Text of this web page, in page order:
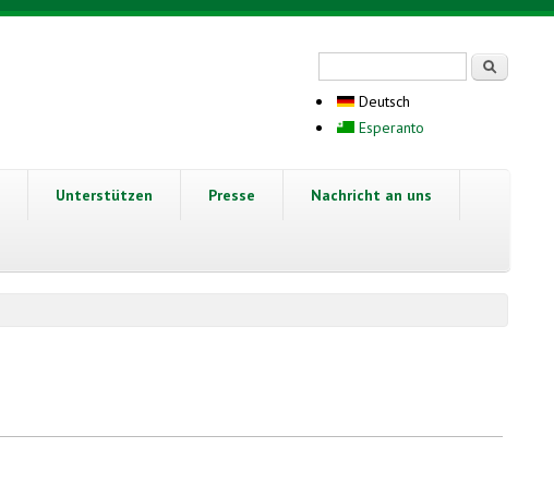
Deutsch
Esperanto
Unterstützen Presse Nachricht an uns